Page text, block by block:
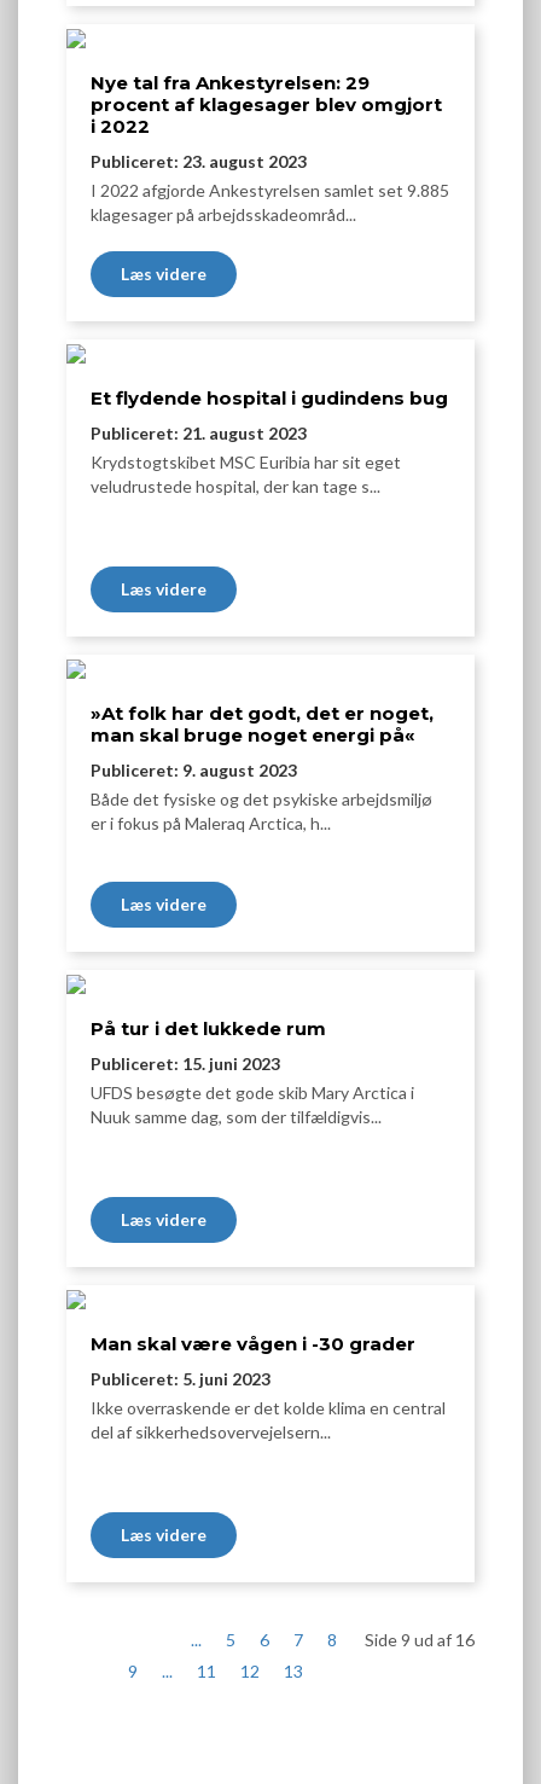
Nye tal fra Ankestyrelsen: 29
procent af klagesager blev omgjort
i 2022
Publiceret: 23. august 2023
I 2022 afgjorde Ankestyrelsen samlet set 9.885
klagesager på arbejdsskadeområd...
Læs videre
Et flydende hospital i gudindens bug
Publiceret: 21. august 2023
Krydstogtskibet MSC Euribia har sit eget
veludrustede hospital, der kan tage s...
Læs videre
»At folk har det godt, det er noget,
man skal bruge noget energi på«
Publiceret: 9. august 2023
Både det fysiske og det psykiske arbejdsmiljø
er i fokus på Maleraq Arctica, h...
Læs videre
På tur i det lukkede rum
Publiceret: 15. juni 2023
UFDS besøgte det gode skib Mary Arctica i
Nuuk samme dag, som der tilfældigvis...
Læs videre
Man skal være vågen i -30 grader
Publiceret: 5. juni 2023
Ikke overraskende er det kolde klima en central
del af sikkerhedsovervejelsern...
Læs videre
Side 9 ud af 16
... 5 6 7
8
9
... 11 12 13